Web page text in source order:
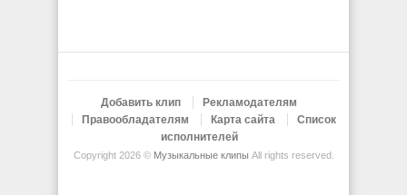
Добавить клип
Рекламодателям
Правообладателям
Карта сайта
Список
исполнителей
Copyright 2026 © Музыкальные клипы All rights reserved.